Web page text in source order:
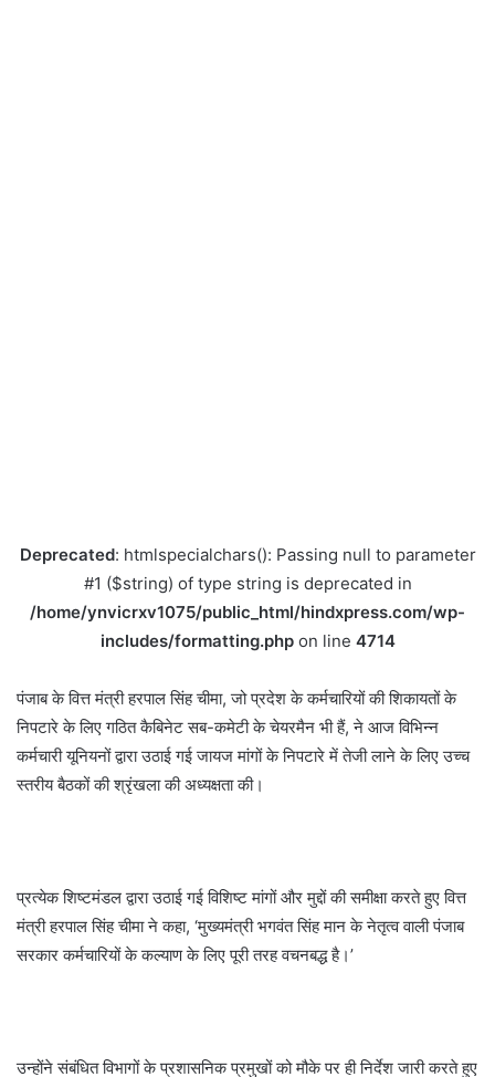
Deprecated: htmlspecialchars(): Passing null to parameter
#1 ($string) of type string is deprecated in
/home/ynvicrxv1075/public_html/hindxpress.com/wp-
includes/formatting.phpon line 4714
पंजाब के वित्त मंत्री हरपाल सिंह चीमा, जो प्रदेश के कर्मचारियों की शिकायतों के
निपटारे के लिए गठित कैबिनेट सब-कमेटी के चेयरमैन भी हैं, ने आज विभिन्न
कर्मचारी यूनियनों द्वारा उठाई गई जायज मांगों के निपटारे में तेजी लाने के लिए उच्च
स्तरीय बैठकों की श्रृंखला की अध्यक्षता की।
प्रत्येक शिष्टमंडल द्वारा उठाई गई विशिष्ट मांगों और मुद्दों की समीक्षा करते हुए वित्त
मंत्री हरपाल सिंह चीमा ने कहा, ‘मुख्यमंत्री भगवंत सिंह मान के नेतृत्व वाली पंजाब
सरकार कर्मचारियों के कल्याण के लिए पूरी तरह वचनबद्ध है।’
उन्होंने संबंधित विभागों के प्रशासनिक प्रमुखों को मौके पर ही निर्देश जारी करते हुए